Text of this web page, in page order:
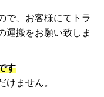
で、お客様にてトラ
運搬をお願い致しま
す
ません。